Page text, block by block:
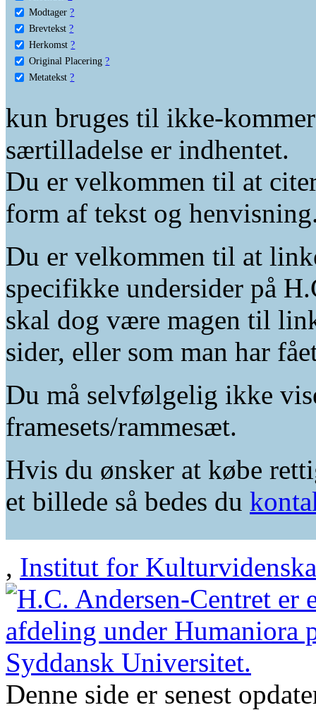
Modtager ?
Brevtekst ?
Herkomst ?
Original Placering ?
Metatekst ?
kun bruges til ikke-
særtilladelse er indhentet.
Du er velkommen til at
form af tekst og
Du er velkommen til at
specifikke undersider på
skal dog være magen til
sider, eller som man har
Du må selvfølgelig ikke
framesets/rammesæt.
Hvis du ønsker at købe
et billede så bedes du
, Institut for
Denne side er senest